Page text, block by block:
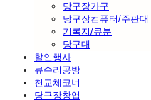
당구장가구
당구장컴퓨터/주판대
기록지/큐분
당구대
할인행사
큐수리공방
천교체코너
당구장창업